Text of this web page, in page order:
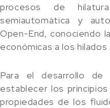
procesos de
semiautomática y
Open-End, conociendo
económicas a los
Para el desarrollo de
establecer los
propiedades de los